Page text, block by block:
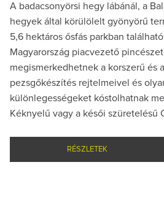
A badacsonyörsi hegy lábánál, a
hegyek által körülölelt gyönyörű
5,6 hektáros ősfás parkban
Magyarország piacvezető
megismerkedhetnek a korszerű és
pezsgőkészítés rejtelmeivel és
különlegességeket kóstolhatnak
Kéknyelű vagy a késői szüretelésű
RÉSZLETEK